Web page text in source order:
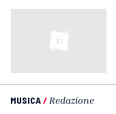
MUSICA/ Redazione